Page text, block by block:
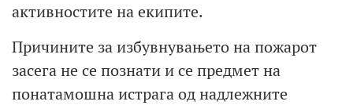
активностите на екипите.
Причините за избувнувањето на пожарот
засега не се познати и се предмет на
понатамошна истрага од надлежните